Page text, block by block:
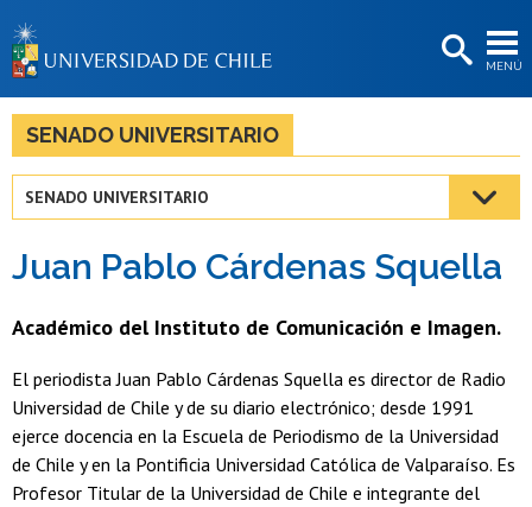
MENÚ
BIBLIOTECAS
LA UNIVERSIDAD
Estudiantes
Académicas/os
Funcionarias/os
SENADO UNIVERSITARIO
SENADO UNIVERSITARIO
Juan Pablo Cárdenas Squella
Académico del Instituto de Comunicación e Imagen.
El periodista Juan Pablo Cárdenas Squella es director de Radio
Universidad de Chile y de su diario electrónico; desde 1991
ejerce docencia en la Escuela de Periodismo de la Universidad
de Chile y en la Pontificia Universidad Católica de Valparaíso. Es
Profesor Titular de la Universidad de Chile e integrante del